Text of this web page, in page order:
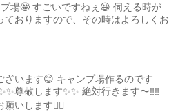
場🤩 すごいですねぇ😆 伺える時が
ておりますので、その時はよろしくお
ざいます😊 キャンプ場作るのです
尊敬します✨✨ 絶対行きます〜‼️‼️
いします🙇‍♀️